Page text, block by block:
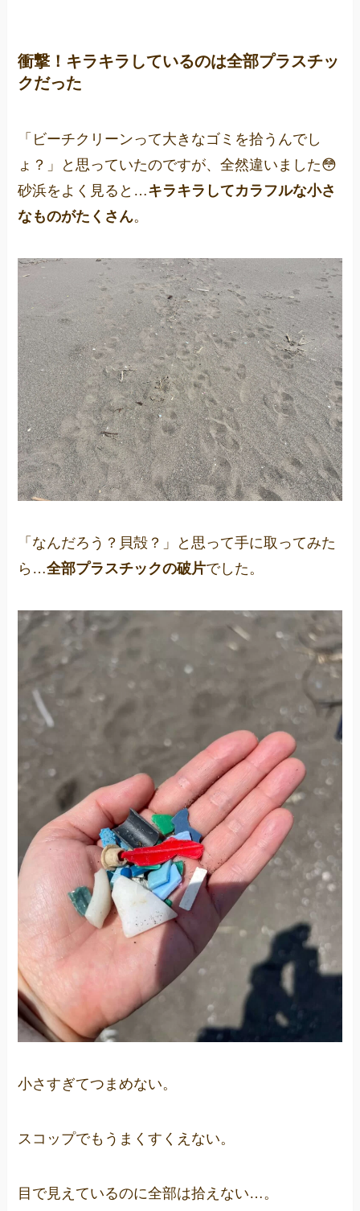
衝撃！キラキラしているのは全部プラスチッ
クだった
「ビーチクリーンって大きなゴミを拾うんでし
ょ？」と思っていたのですが、全然違いました😳
砂浜をよく見ると…キラキラしてカラフルな小さ
なものがたくさん。
「なんだろう？貝殻？」と思って手に取ってみた
ら…全部プラスチックの破片でした。
小さすぎてつまめない。
スコップでもうまくすくえない。
目で見えているのに全部は拾えない…。